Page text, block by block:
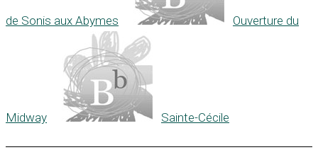
de Sonis aux Abymes Ouverture du
Midway Sainte-Cécile